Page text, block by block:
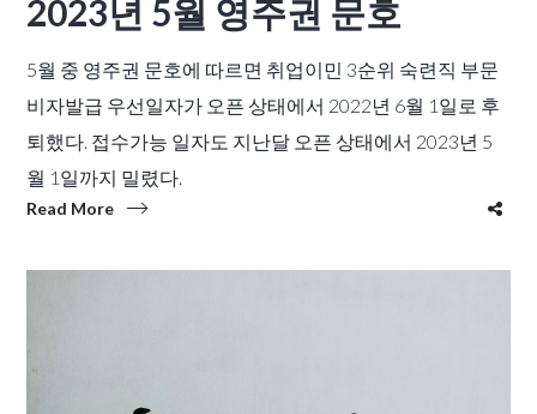
2023년 5월 영주권 문호
5월 중 영주권 문호에 따르면 취업이민 3순위 숙련직 부문
비자발급 우선일자가 오픈 상태에서 2022년 6월 1일로 후
퇴했다. 접수가능 일자도 지난달 오픈 상태에서 2023년 5
월 1일까지 밀렸다.
Read More